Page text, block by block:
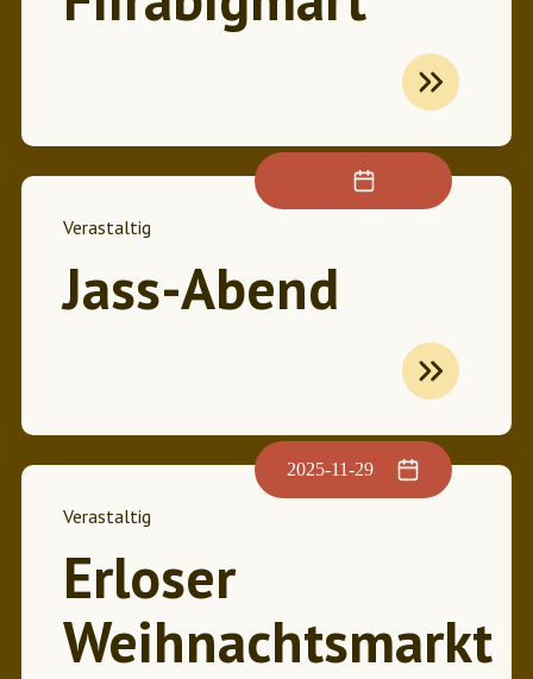
Verastaltig
Jass-Abend
2025-11-29
Verastaltig
Erloser
Weihnachtsmarkt